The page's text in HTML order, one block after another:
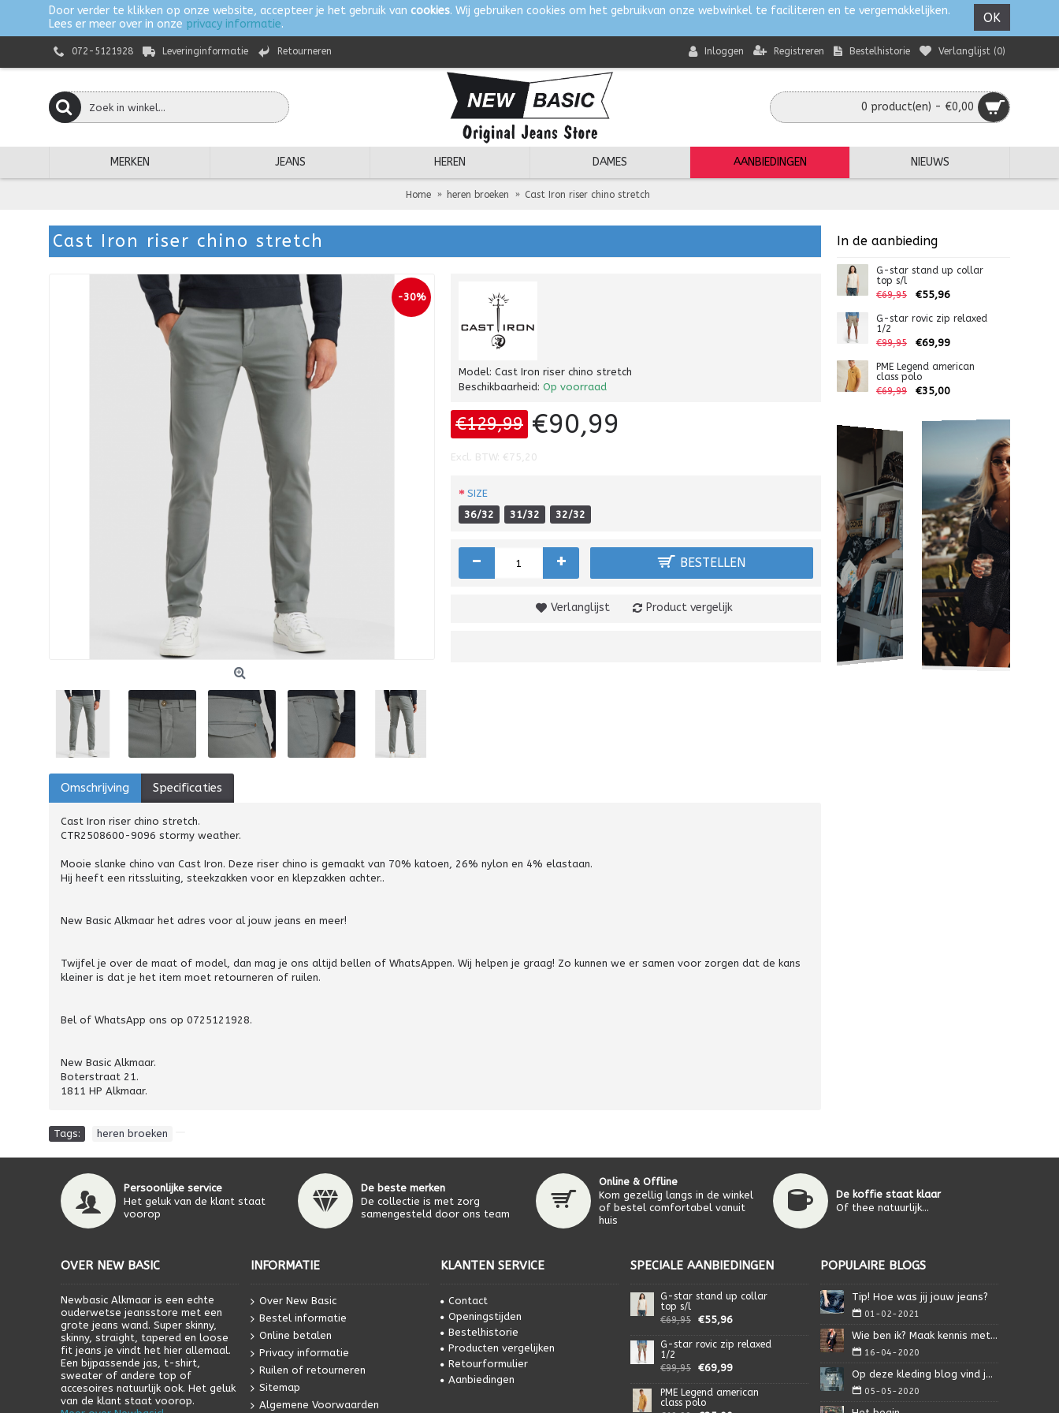
Door verder te klikken op onze website, accepteer je het gebruik van cookies. Wij gebruiken cookies om het gebruikvan onze webwinkel te faciliteren en te vergemakkelijken.
Lees er meer over in onze privacy informatie. OK
072-5121928 Leveringinformatie Retourneren Inloggen Registreren Bestelhistorie Verlanglijst (0)
0 product(en) - €0,00
MERKEN JEANS HEREN DAMES AANBIEDINGEN NIEUWS
Home heren broeken Cast Iron riser chino stretch
In de aanbieding
G-star stand up collar
top s/l
€69,95
€55,96
G-star rovic zip relaxed
1/2
€99,95
€69,99
PME Legend american
class polo
€69,99
€35,00
Cast Iron riser chino stretch
-30%
Model: Cast Iron riser chino stretch
Beschikbaarheid: Op voorraad
€129,99 €90,99
Excl. BTW: €75,20
SIZE
36/32
31/32 32/32
- + BESTELLEN
Verlanglijst Product vergelijk
Omschrijving Specificaties
Cast Iron riser chino stretch.
CTR2508600-9096 stormy weather.
Mooie slanke chino van Cast Iron. Deze riser chino is gemaakt van 70% katoen, 26% nylon en 4% elastaan.
Hij heeft een ritssluiting, steekzakken voor en klepzakken achter..
New Basic Alkmaar het adres voor al jouw jeans en meer!
Twijfel je over de maat of model, dan mag je ons altijd bellen of WhatsAppen. Wij helpen je graag! Zo kunnen we er samen voor zorgen dat de kans
kleiner is dat je het item moet retourneren of ruilen.
Bel of WhatsApp ons op 0725121928.
New Basic Alkmaar.
Boterstraat 21.
1811 HP Alkmaar.
Tags: heren broeken
Persoonlijke service
Het geluk van de klant staat
voorop
De beste merken
De collectie is met zorg
samengesteld door ons team
Online & Offline
Kom gezellig langs in de winkel
of bestel comfortabel vanuit
huis
De koffie staat klaar
Of thee natuurlijk...
OVER NEW BASIC
Newbasic Alkmaar is een echte
ouderwetse jeansstore met een
grote jeans wand. Super skinny,
skinny, straight, tapered en loose
fit jeans je vindt het hier allemaal.
Een bijpassende jas, t-shirt,
sweater of andere top of
accesoires natuurlijk ook. Het geluk
van de klant staat voorop.
INFORMATIE
Over New Basic
Bestel informatie
Online betalen
Privacy informatie
Ruilen of retourneren
Sitemap
Algemene Voorwaarden
KLANTEN SERVICE
Contact
Openingstijden
Bestelhistorie
Producten vergelijken
Retourformulier
Aanbiedingen
SPECIALE AANBIEDINGEN
G-star stand up collar
top s/l
€69,95
€55,96
G-star rovic zip relaxed
1/2
€99,95
€69,99
PME Legend american
class polo
POPULAIRE BLOGS
Tip! Hoe was jij jouw jeans?
01-02-2021
Wie ben ik? Maak kennis met Isa.
16-04-2020
Op deze kleding blog vind je alles wat je nodig heb
05-05-2020